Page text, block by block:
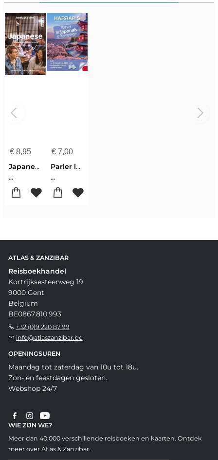
€8,95
Japanese 10
...
€7,00
Parler le japonais en voyage
...
ATLAS & ZANZIBAR
Reisboekhandel
Kortrijksesteenweg 19
9000 Gent
Belgium
BE0867.810.993
+32 (0)9 220 87 99
info@atlaszanzibar.be
OPENINGSUREN
Maandag tot zaterdag van 10u tot 18u.
Zon- en feestdagen gesloten.
Webshop 24/7
WIE ZIJN WE?
Meer dan 40.000 verschillende reisboeken en kaarten. Ontdek
meer over Atlas & Zanzibar.